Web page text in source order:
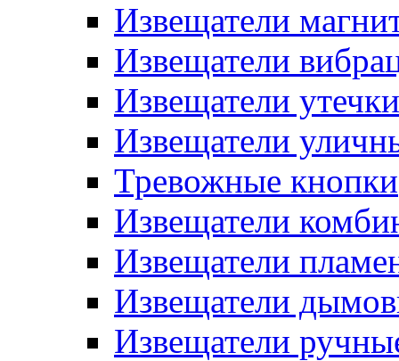
Извещатели
Извещатели
Извещатели утечки
Извещатели
Тревожные кнопки
Извещатели
Извещатели
Извещатели
Извещатели